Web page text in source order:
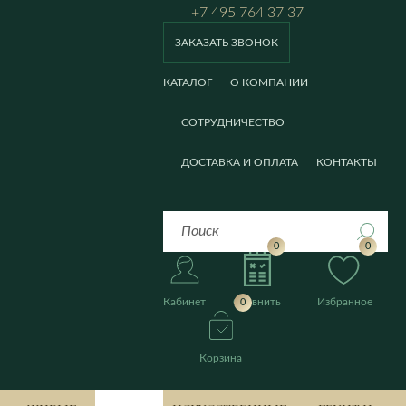
+7 495 764 37 37
ЗАКАЗАТЬ ЗВОНОК
КАТАЛОГ О КОМПАНИИ
СОТРУДНИЧЕСТВО
ДОСТАВКА И ОПЛАТА КОНТАКТЫ
Кабинет
0
Сравнить
0
Избранное
0
Корзина